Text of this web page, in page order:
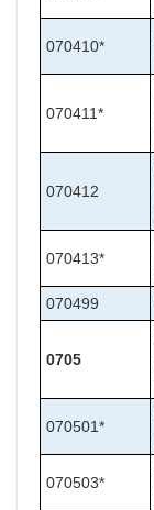
070410*
070411*
070412
070413*
070499
0705
070501*
070503*